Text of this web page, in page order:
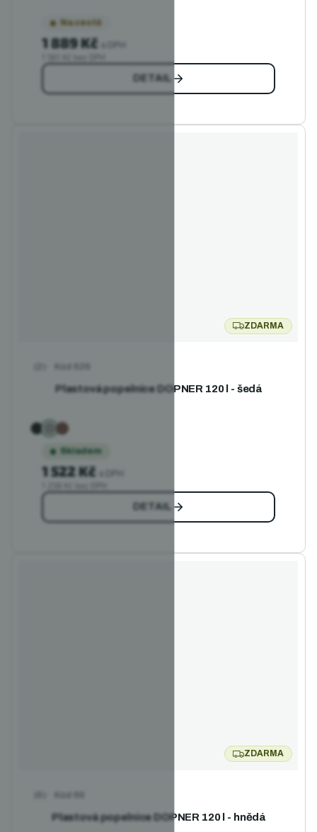
Na cestě
1 561 Kč bez DPH
1 889 Kč
DETAIL
ZDARMA
ZDARMA
Plastová popelnice DOPNER 120 l - šedá
Skladem
1 258 Kč bez DPH
1 522 Kč
DETAIL
ZDARMA
ZDARMA
Plastová popelnice DOPNER 120 l - hnědá